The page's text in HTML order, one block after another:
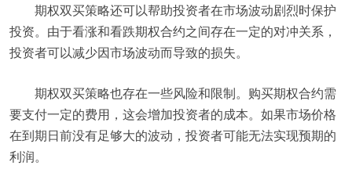
期权双买策略还可以帮助投资者在市场波动剧烈时保护
投资。由于看涨和看跌期权合约之间存在一定的对冲关系，
投资者可以减少因市场波动而导致的损失。
期权双买策略也存在一些风险和限制。购买期权合约需
要支付一定的费用，这会增加投资者的成本。如果市场价格
在到期日前没有足够大的波动，投资者可能无法实现预期的
利润。